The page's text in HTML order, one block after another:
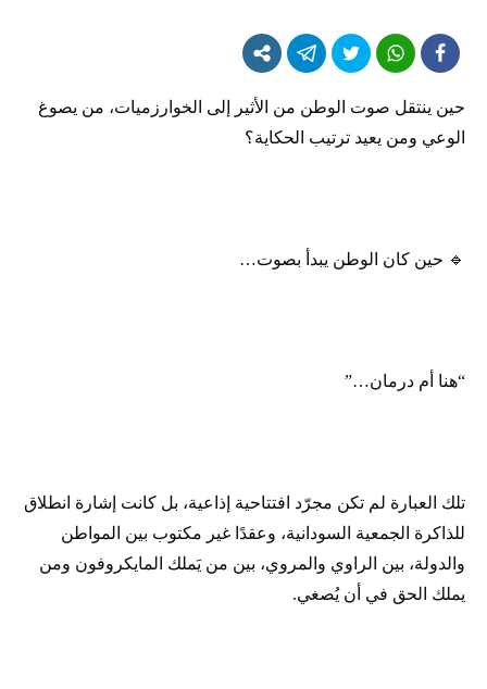
حين ينتقل صوت الوطن من الأثير إلى الخوارزميات، من يصوغ
الوعي ومن يعيد ترتيب الحكاية؟
🔹 حين كان الوطن يبدأ بصوت…
“هنا أم درمان…”
تلك العبارة لم تكن مجرّد افتتاحية إذاعية، بل كانت إشارة انطلاق
للذاكرة الجمعية السودانية، وعقدًا غير مكتوب بين المواطن
والدولة، بين الراوي والمروي، بين من يَملك المايكروفون ومن
يملك الحق في أن يُصغي.